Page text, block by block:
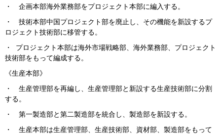
・ 企画本部海外業務部をプロジェクト本部に編入する。
・ 技術本部中国プロジェクト部を廃止し、その機能を新設するプ
ロジェクト技術部に移管する。
・ プロジェクト本部は海外市場戦略部、海外業務部、プロジェクト
技術部をもって編成する。
《生産本部》
・ 生産管理部を再編し、生産管理部と新設する生産技術部に分割
する。
・ 第一製造部と第二製造部を統合し、製造部を新設する。
・ 生産本部は生産管理部、生産技術部、資材部、製造部をもって